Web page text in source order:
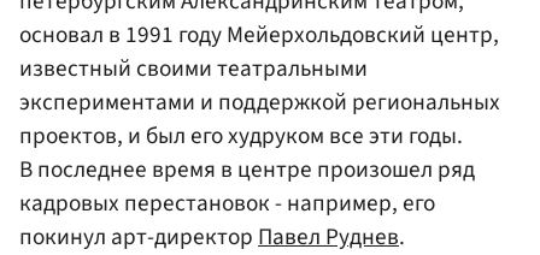
основал в 1991 году Мейерхольдовский центр,
известный своими театральными
экспериментами и поддержкой региональных
проектов, и был его худруком все эти годы.
В последнее время в центре произошел ряд
кадровых перестановок - например, его
покинул арт-директорПавел Руднев.